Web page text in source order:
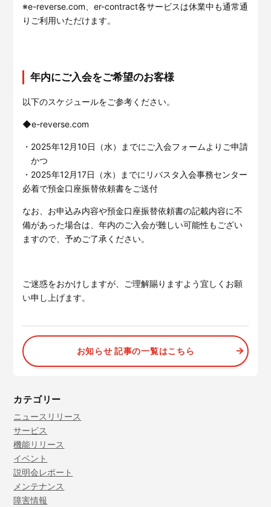
※e-reverse.com、er-contract各サービスは休業中も通常通
りご利用いただけます。
年内にご入会をご希望のお客様
以下のスケジュールをご参考ください。
◆e-reverse.com
・2025年12月10日（水）までにご入会フォームよりご申請
かつ
・2025年12月17日（水）までにリバスタ入会事務センター
必着で預金口座振替依頼書をご送付
なお、お申込み内容や預金口座振替依頼書の記載内容に不
備があった場合は、年内のご入会が難しい可能性もござい
ますので、予めご了承ください。
ご迷惑をおかけしますが、ご理解賜りますよう宜しくお願
い申し上げます。
お知らせ 記事の一覧はこちら
カテゴリー
ニュースリリース
サービス
機能リリース
イベント
説明会レポート
メンテナンス
障害情報